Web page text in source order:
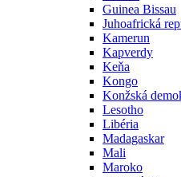
Guinea Bissau
Juhoafrická
Kamerun
Kapverdy
Keňa
Kongo
Konžská
Lesotho
Libéria
Madagaskar
Mali
Maroko